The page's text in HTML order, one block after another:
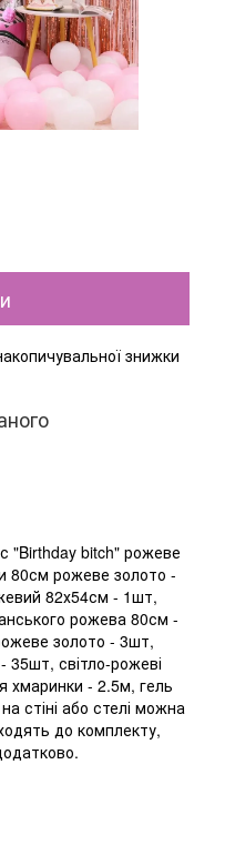
знижки
"Birthday bitch" рожеве
80см рожеве золото -
82х54см - 1шт,
рожева 80см -
золото - 3шт,
35шт, світло-рожеві
хмаринки - 2.5м, гель
стіні або стелі можна
до комплекту,